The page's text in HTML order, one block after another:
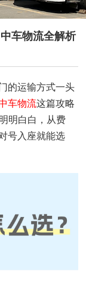
车物流全解析
的运输方式一头
车物流这篇攻略
明白白，从费
号入座就能选